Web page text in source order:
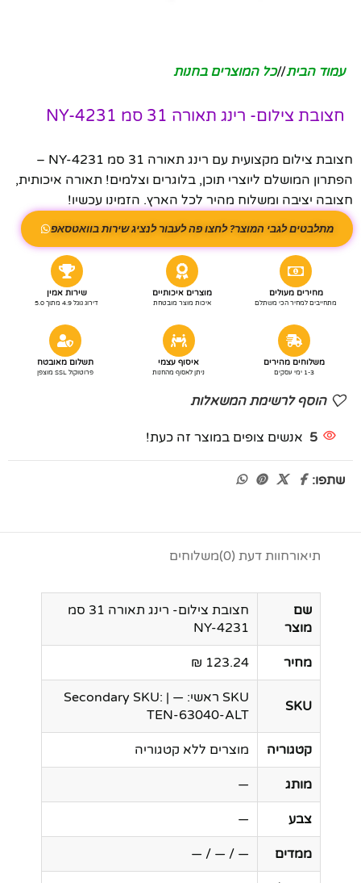
עמוד הבית/ כל המוצרים בחנות
חצובת צילום- רינג תאורה 31 סמ NY-4231
חצובת צילום מקצועית עם רינג תאורה 31 סמ NY-4231 –
הפתרון המושלם ליוצרי תוכן, בלוגרים וצלמים! תאורה איכותית,
חצובה יציבה ומשלוח מהיר לכל הארץ. הזמינו עכשיו!
מתלבטים לגבי המוצר? לחצו פה לעבור לנציג שירות בוואטסאפ
מחירים מעולים
מתחייבים למחיר הכי משתלם
מוצרים איכותיים
איכות מוצר מובטחת
שירות אמין
דירוג גוגל 4.9 מתוך 5.0
משלוחים מהירים
1-3 ימי עסקים
איסוף עצמי
ניתן לאסוף מהחנות
תשלום מאובטח
פרוטוקול SSL מוצפן
הוסף לרשימת המשאלות
5 אנשים צופים במוצר זה כעת!
שתפו:
תיאורחוות דעת (0) משלוחים
שם
מוצר
חצובת צילום- רינג תאורה 31 סמ
NY-4231
מחיר 123.24 ₪
SKU
SKU ראשי: — | Secondary SKU:
TEN-63040-ALT
קטגוריה מוצרים ללא קטגוריה
מותג —
צבע —
ממדים — / — / —